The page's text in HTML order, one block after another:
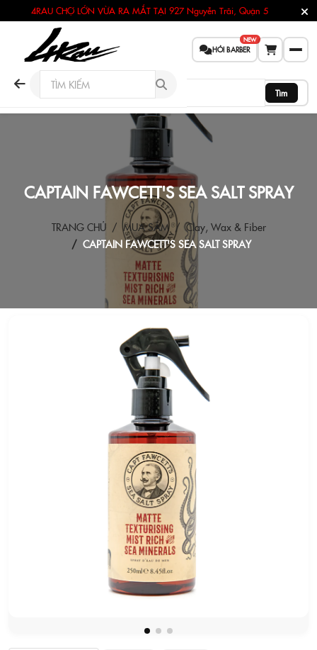
4RAU CHỢ LỚN VỪA RA MẮT TẠI 927 Nguyễn Trãi, Quận 5
HỎI BARBER
NEW
Tìm
CAPTAIN FAWCETT'S SEA SALT SPRAY
TRANG CHỦ MUA SẮM
Clay, Wax & Fiber
CAPTAIN FAWCETT'S SEA SALT SPRAY